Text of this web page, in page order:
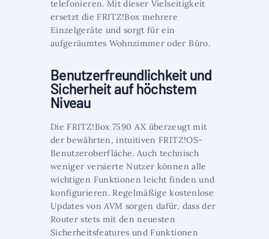
telefonieren. Mit dieser Vielseitigkeit
ersetzt die FRITZ!Box mehrere
Einzelgeräte und sorgt für ein
aufgeräumtes Wohnzimmer oder Büro.
Benutzerfreundlichkeit und
Sicherheit auf höchstem
Niveau
Die FRITZ!Box 7590 AX überzeugt mit
der bewährten, intuitiven FRITZ!OS-
Benutzeroberfläche. Auch technisch
weniger versierte Nutzer können alle
wichtigen Funktionen leicht finden und
konfigurieren. Regelmäßige kostenlose
Updates von AVM sorgen dafür, dass der
Router stets mit den neuesten
Sicherheitsfeatures und Funktionen